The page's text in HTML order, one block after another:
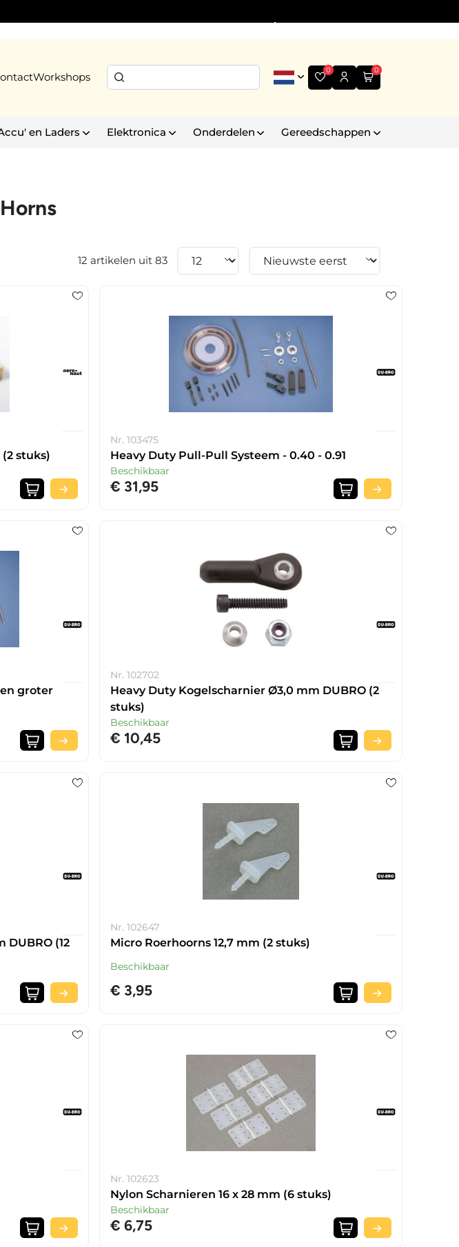
Informatie +31 (0)6 30 35 43 99
Workshops
0 0
en Laders Elektronica Onderdelen Gereedschappen
12 artikelen uit 83
stuks)
Nr. 103475
Heavy Duty Pull-Pull Systeem - 0.40 - 0.91
Beschikbaar
€ 31,95
groter
Nr. 102702
Heavy Duty Kogelscharnier Ø3,0 mm DUBRO (2
stuks)
Beschikbaar
€ 10,45
(12
Nr. 102647
Micro Roerhoorns 12,7 mm (2 stuks)
Beschikbaar
€ 3,95
Nr. 102623
Nylon Scharnieren 16 x 28 mm (6 stuks)
Beschikbaar
€ 6,75